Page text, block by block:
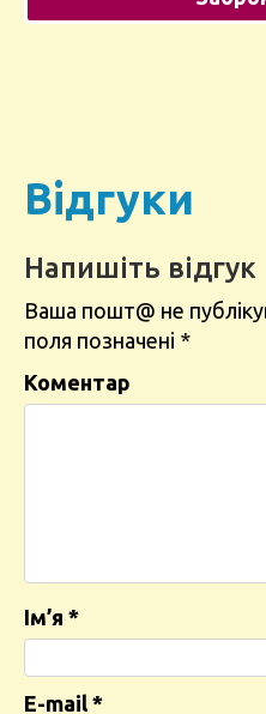
Відгуки
Напишіть відгук
Ваша пошт@ не
поля позначені *
Коментар
Ім’я *
E-mail *